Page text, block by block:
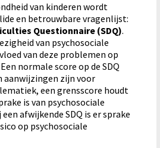
van kinderen wordt
en betrouwbare vragenlijst:
Questionnaire (SDQ).
van psychosociale
van deze problemen op
normale score op de SDQ
aanwijzingen zijn voor
een grensscore houdt
is van psychosociale
afwijkende SDQ is er sprake
op psychosociale